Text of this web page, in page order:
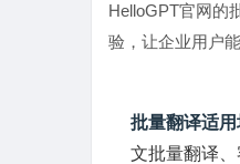
HelloGPT官网 的
验，让企业用户
批量翻译适用
文批量翻译